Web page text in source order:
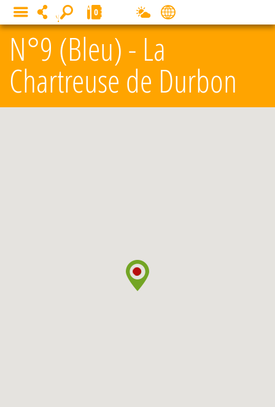
N°9 (Bleu) - La
Chartreuse de Durbon
MENU 0
Cookies management panel